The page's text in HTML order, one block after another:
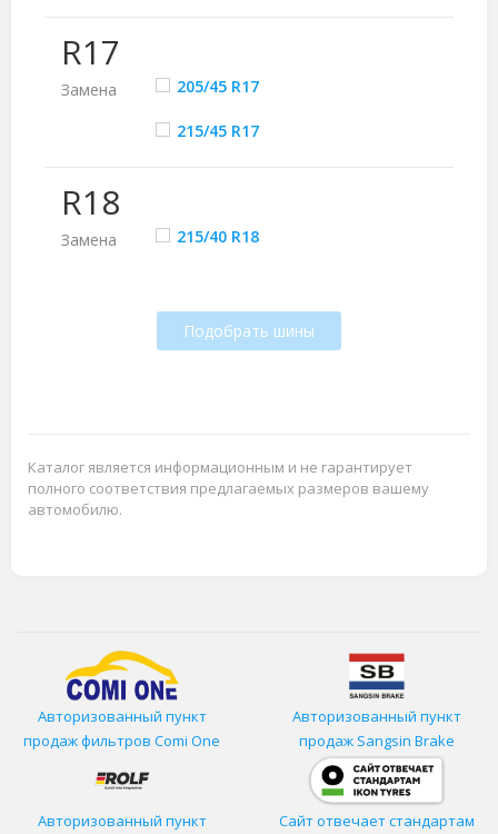
R17
Замена 205/45 R17
215/45 R17
R18
Замена 215/40 R18
Подобрать шины
Каталог является информационным и не гарантирует
полного соответствия предлагаемых размеров вашему
автомобилю.
Авторизованный пункт
продаж фильтров Comi One
Авторизованный пункт
продаж Sangsin Brake
Авторизованный пункт
Сайт отвечает стандартам